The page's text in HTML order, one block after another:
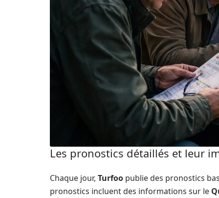
Les pronostics détaillés et leur
Chaque jour, Turfoo publie des pronostics
pronostics incluent des informations sur le